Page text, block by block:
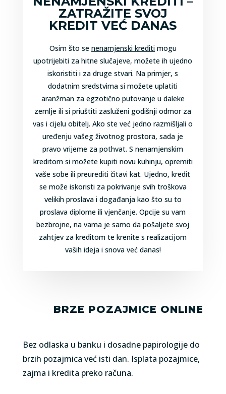
ZATRAŽITE SVOJ
KREDIT VEĆ DANAS
Osim što se nenamjenski kreditimogu
upotrijebiti za hitne slučajeve, možete ih ujedno
iskoristiti i za druge stvari. Na primjer, s
dodatnim sredstvima si možete uplatiti
aranžman za egzotično putovanje u daleke
zemlje ili si priuštiti zasluženi godišnji odmor za
vas i cijelu obitelj. Ako ste već jedno razmišljali o
uređenju vašeg životnog prostora, sada je
pravo vrijeme za pothvat. S nenamjenskim
kreditom si možete kupiti novu kuhinju, opremiti
vaše sobe ili preurediti čitavi kat. Ujedno, kredit
se može iskoristi za pokrivanje svih troškova
velikih proslava i događanja kao što su to
proslava diplome ili vjenčanje. Opcije su vam
bezbrojne, na vama je samo da pošaljete svoj
zahtjev za kreditom te krenite s realizacijom
vaših ideja i snova već danas!
BRZE POZAJMICE ONLINE
Bez odlaska u banku i dosadne papirologije do
brzih pozajmica već isti dan. Isplata pozajmice,
zajma i kredita preko računa.